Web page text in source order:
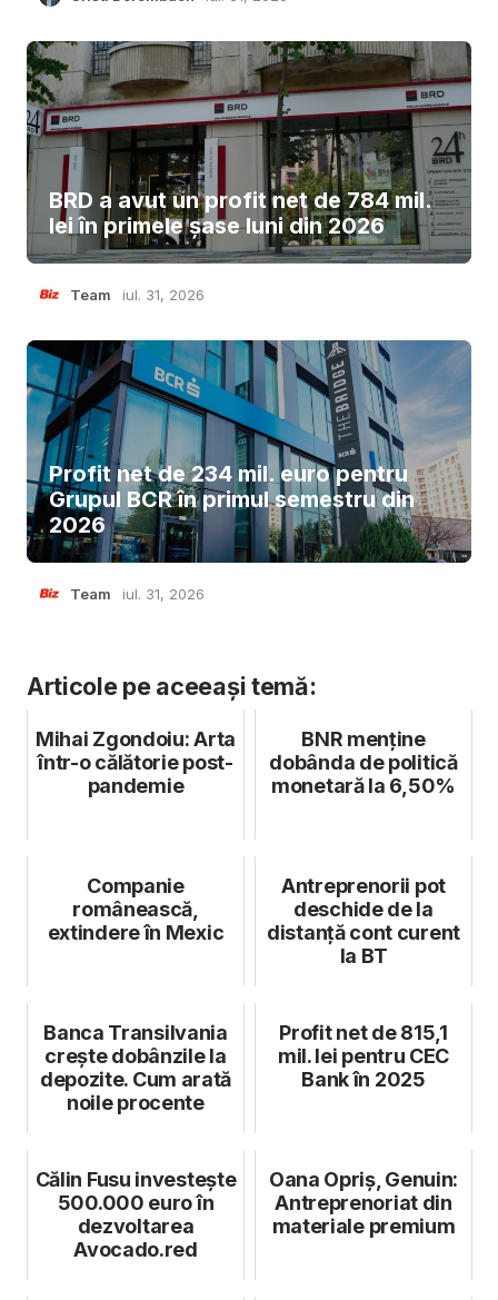
BRD a avut un profit net de 784 mil.
lei în primele șase luni din 2026
Team iul. 31, 2026
Profit net de 234 mil. euro pentru
Grupul BCR în primul semestru din
2026
Team iul. 31, 2026
Articole pe aceeași temă:
Mihai Zgondoiu: Arta
într-o călătorie post-
pandemie
BNR menține
dobânda de politică
monetară la 6,50%
Companie
românească,
extindere în Mexic
Antreprenorii pot
deschide de la
distanţă cont curent
la BT
Banca Transilvania
crește dobânzile la
depozite. Cum arată
noile procente
Profit net de 815,1
mil. lei pentru CEC
Bank în 2025
Călin Fusu investește
500.000 euro în
dezvoltarea
Avocado.red
Oana Opriș, Genuin:
Antreprenoriat din
materiale premium